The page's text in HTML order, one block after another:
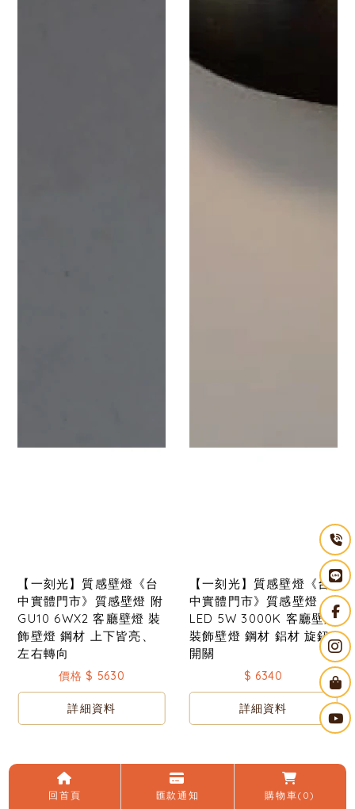
【一刻光】質感壁燈《台
中實體門市》質感壁燈 附
GU10 6WX2 客廳壁燈 裝
飾壁燈 鋼材 上下皆亮、
左右轉向
價格 $ 5630
詳細資料
【一刻光】質感壁燈《台
中實體門市》質感壁燈
LED 5W 3000K 客廳壁燈
裝飾壁燈 鋼材 鋁材 旋鈕
開關
$ 6340
詳細資料
回首頁 匯款通知 購物車(0)